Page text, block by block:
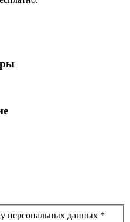
персональных данных *